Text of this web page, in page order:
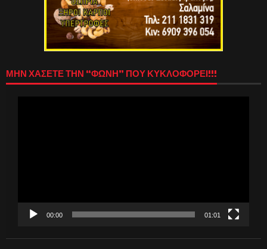
ΜΗΝ ΧΑΣΕΤΕ ΤΗΝ “ΦΩΝΗ” ΠΟΥ ΚΥΚΛΟΦΟΡΕΙ!!!
00:00 01:01